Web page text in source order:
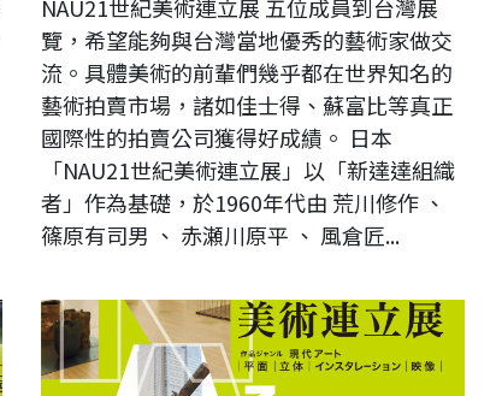
NAU21世紀美術連立展 五位成員到台灣展
覽，希望能夠與台灣當地優秀的藝術家做交
流。具體美術的前輩們幾乎都在世界知名的
藝術拍賣市場，諸如佳士得、蘇富比等真正
國際性的拍賣公司獲得好成績。 日本
「NAU21世紀美術連立展」以「新達達組織
者」作為基礎，於1960年代由 荒川修作 、
篠原有司男 、 赤瀬川原平 、 風倉匠...
日本第23回NAU21世紀美術連立展-東京國立新美術館展